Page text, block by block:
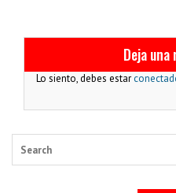
Deja
Lo siento, debes estar